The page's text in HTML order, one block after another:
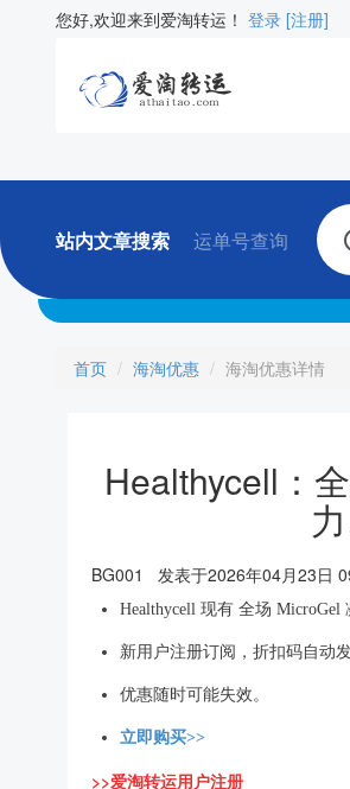
您好,欢迎来到爱淘转运！ 登录 [注册]
站内文章搜索 运单号查询
首页 海淘优惠 海淘优惠详情
Healthycell：
BG001 发表于2026年04月23日
Healthycell 现有 全场
新用户注册订阅，折扣码自动发
优惠随时可能失效。
立即购买>>
>>爱淘转运用户注册